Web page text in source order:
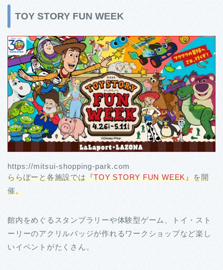
TOY STORY FUN WEEK
https://mitsui-shopping-park.com
ららぽーと各施設では『TOY STORY FUN WEEK』を開
催。
館内をめぐるスタンプラリーや体験型ゲーム、トイ・スト
ーリーのアクリルバッジが作れるワークショップなど楽し
いイベントがたくさん。